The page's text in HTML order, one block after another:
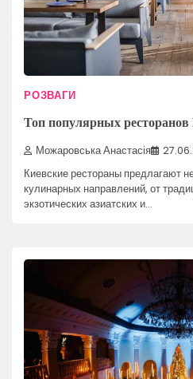
РОЗВАГИ
Топ популярных
Можаровська Анастасія
Киевские рестораны предлагают
кулинарных направлений, от
экзотических азиатских и…